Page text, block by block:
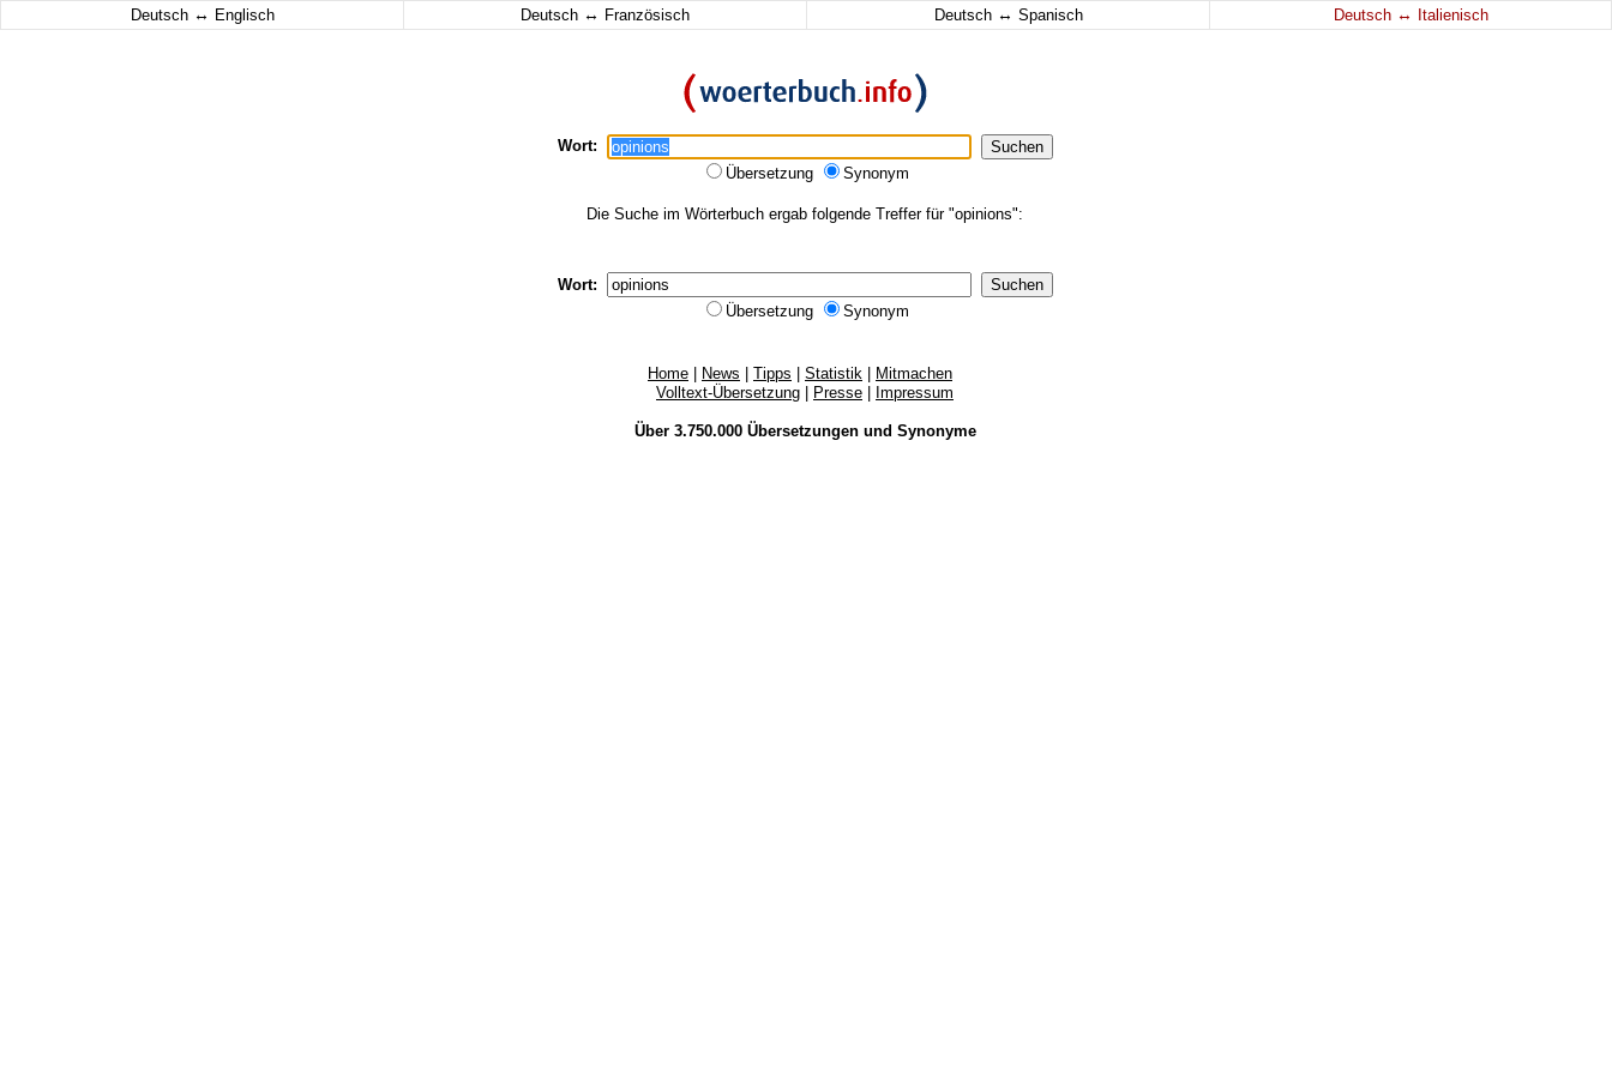
Deutsch ↔ Englisch Deutsch ↔ Französisch Deutsch ↔ Spanisch Deutsch ↔ Italienisch
Wort:
Übersetzung
Synonym
Die Suche im Wörterbuch ergab folgende Treffer für "opinions":
Wort:
Übersetzung
Synonym
Home News Tipps Statistik
Mitmachen
Volltext-Übersetzung
Presse Impressum
Über 3.750.000 Übersetzungenund Synonyme